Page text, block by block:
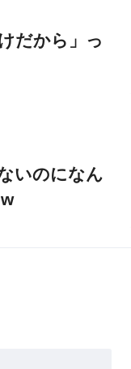
だから」っ
いのになん